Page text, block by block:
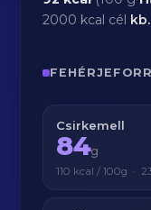
2000 kcal cél
Csirkemell
84g
110 kcal / 100g ·